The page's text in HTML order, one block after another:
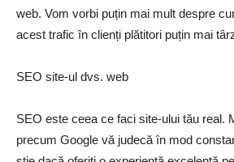
web. Vom vorbi puțin mai mult despre
acest trafic în clienți plătitori puțin mai
SEO site-ul dvs. web
SEO este ceea ce faci site-ului tău real.
precum Google vă judecă în mod